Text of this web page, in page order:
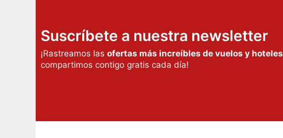
Suscríbete a nuestra newsletter
¡Rastreamos las ofertas más increíbles de vuelos y hoteles
compartimos contigo gratis cada día!